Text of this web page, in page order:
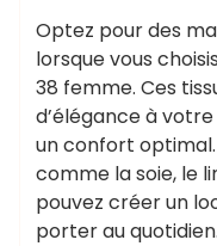
Optez pour des
lorsque vous
38 femme. Ces
d’élégance à
un confort
comme la soie, le
pouvez créer un
porter au quotidien.